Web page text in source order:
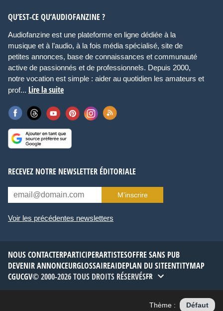
QU’EST-CE QU’AUDIOFANZINE ?
Audiofanzine est une plateforme en ligne dédiée à la
musique et à l’audio, à la fois média spécialisé, site de
petites annonces, base de connaissances et communauté
active de passionnés et de professionnels. Depuis 2000,
notre vocation est simple : aider au quotidien les amateurs et
prof... Lire la suite
RECEVEZ NOTRE NEWSLETTER ÉDITORIALE
M’inscrire
Voir les précédentes newsletters
NOUS CONTACTERPARTICIPERARTISTESOFFRE SANS PUB
DEVENIR ANNONCEURGLOSSAIREAIDEPLAN DU SITEENTITYMAP
CGUCGV© 2000-2026 TOUS DROITS RÉSERVÉSFR
Thème : Défaut